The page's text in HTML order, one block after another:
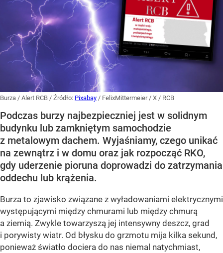
Burza / Alert RCB / Źródło: Pixabay / FelixMittermeier / X / RCB
Podczas burzy najbezpieczniej jest w solidnym
budynku lub zamkniętym samochodzie
z metalowym dachem. Wyjaśniamy, czego unikać
na zewnątrz i w domu oraz jak rozpocząć RKO,
gdy uderzenie pioruna doprowadzi do zatrzymania
oddechu lub krążenia.
Burza to zjawisko związane z wyładowaniami elektrycznymi
występującymi między chmurami lub między chmurą
a ziemią. Zwykle towarzyszą jej intensywny deszcz, grad
i porywisty wiatr. Od błysku do grzmotu mija kilka sekund,
ponieważ światło dociera do nas niemal natychmiast,